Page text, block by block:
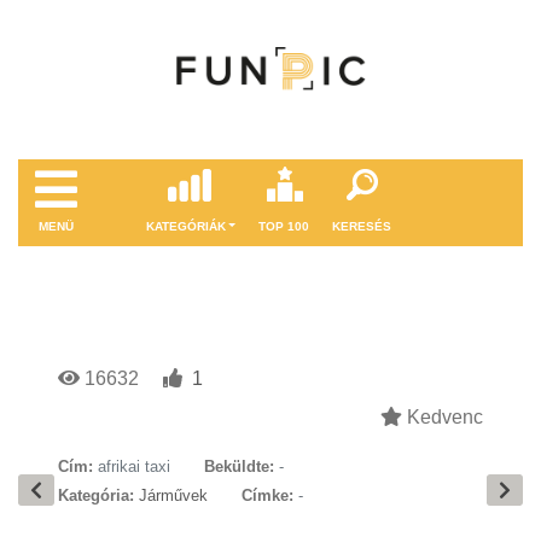
MENÜ KATEGÓRIÁK TOP 100 KERESÉS
16632
1
Kedvenc
Cím: afrikai taxi Beküldte: -
Kategória: Járművek Címke: -